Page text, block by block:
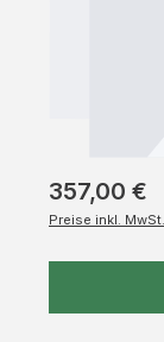
357,00 €
Preise inkl.